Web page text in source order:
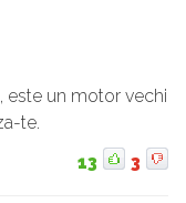
este un motor vechi
te.
13 3